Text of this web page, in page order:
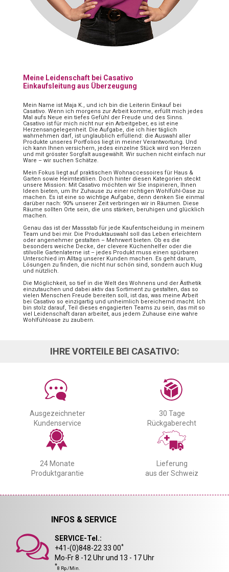
Meine Leidenschaft bei Casativo
Einkaufsleitung aus Überzeugung
Mein Name ist Maja K., und ich bin die Leiterin Einkauf bei
Casativo. Wenn ich morgens zur Arbeit komme, erfüllt mich jedes
Mal aufs Neue ein tiefes Gefühl der Freude und des Sinns.
Casativo ist für mich nicht nur ein Arbeitgeber, es ist eine
Herzensangelegenheit. Die Aufgabe, die ich hier täglich
wahrnehmen darf, ist unglaublich erfüllend: die Auswahl aller
Produkte unseres Portfolios liegt in meiner Verantwortung. Und
ich kann Ihnen versichern, jedes einzelne Stück wird von Herzen
und mit grösster Sorgfalt ausgewählt. Wir suchen nicht einfach nur
Ware – wir suchen Schätze.
Mein Fokus liegt auf praktischen Wohnaccessoires für Haus &
Garten sowie Heimtextilien. Doch hinter diesen Kategorien steckt
unsere Mission: Mit Casativo möchten wir Sie inspirieren, Ihnen
Ideen bieten, um Ihr Zuhause zu einer richtigen Wohlfühl-Oase zu
machen. Es ist eine so wichtige Aufgabe, denn denken Sie einmal
darüber nach: 90% unserer Zeit verbringen wir in Räumen. Diese
Räume sollten Orte sein, die uns stärken, beruhigen und glücklich
machen.
Genau das ist der Massstab für jede Kaufentscheidung in meinem
Team und bei mir. Die Produktauswahl soll das Leben erleichtern
oder angenehmer gestalten – Mehrwert bieten. Ob es die
besonders weiche Decke, der clevere Küchenhelfer oder die
stilvolle Gartenlaterne ist – jedes Produkt muss einen spürbaren
Unterschied im Alltag unserer Kunden machen. Es geht darum,
Lösungen zu finden, die nicht nur schön sind, sondern auch klug
und nützlich.
Die Möglichkeit, so tief in die Welt des Wohnens und der Ästhetik
einzutauchen und dabei aktiv das Sortiment zu gestalten, das so
vielen Menschen Freude bereiten soll, ist das, was meine Arbeit
bei Casativo so einzigartig und unheimlich bereichernd macht. Ich
bin stolz darauf, Teil dieses engagierten Teams zu sein, das mit so
viel Leidenschaft daran arbeitet, aus jedem Zuhause eine wahre
Wohlfühloase zu zaubern.
IHRE VORTEILE BEI CASATIVO:
Ausgezeichneter
Kundenservice
30 Tage
Rückgaberecht
24 Monate
Produktgarantie
Lieferung
aus der Schweiz
INFOS & SERVICE
SERVICE-Tel.:
+41-(0)848-22 33 00*
Mo-Fr 8 -12 Uhr und 13 - 17 Uhr
*8 Rp./Min.